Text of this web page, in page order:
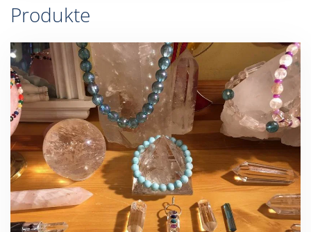
Produkte